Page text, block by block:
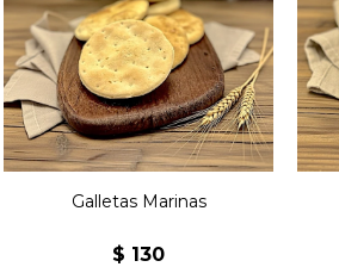
Las clásicas galletas
marinas de panadería de
toda nuestra vida.
Galletas Marinas
$ 130